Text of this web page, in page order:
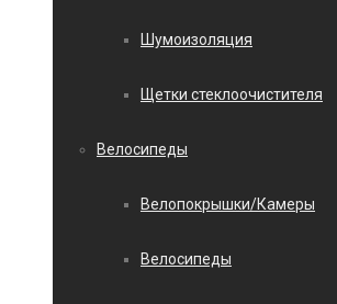
Шумоизоляция
Щетки стеклоочистителя
Велосипеды
Велопокрышки/Камеры
Велосипеды